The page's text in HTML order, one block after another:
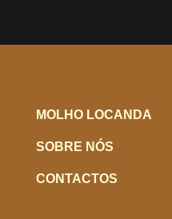
MOLHO LOCANDA
SOBRE NÓS
CONTACTOS